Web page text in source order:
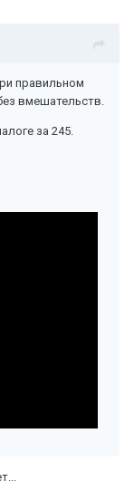
правильном
вмешательств.
за 245.